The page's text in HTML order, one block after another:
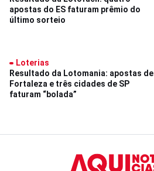
apostas do ES faturam prêmio do
último sorteio
Loterias
Resultado da Lotomania: apostas de
Fortaleza e três cidades de SP
faturam “bolada”